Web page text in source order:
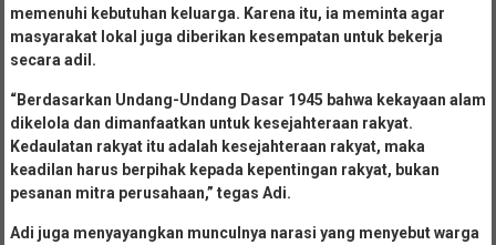
memenuhi kebutuhan keluarga. Karena itu, ia meminta agar
masyarakat lokal juga diberikan kesempatan untuk bekerja
secara adil.
“Berdasarkan Undang-Undang Dasar 1945 bahwa kekayaan alam
dikelola dan dimanfaatkan untuk kesejahteraan rakyat.
Kedaulatan rakyat itu adalah kesejahteraan rakyat, maka
keadilan harus berpihak kepada kepentingan rakyat, bukan
pesanan mitra perusahaan,” tegas Adi.
Adi juga menyayangkan munculnya narasi yang menyebut warga